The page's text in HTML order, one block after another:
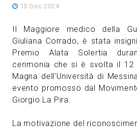
15 Dec 2024
Il Maggiore medico della
Giuliana Corrado, è stata
Premio Alata Solertia
cerimonia che si è svolta il 12
Magna dell’Università di
evento promosso dal
Giorgio La Pira.
La motivazione del